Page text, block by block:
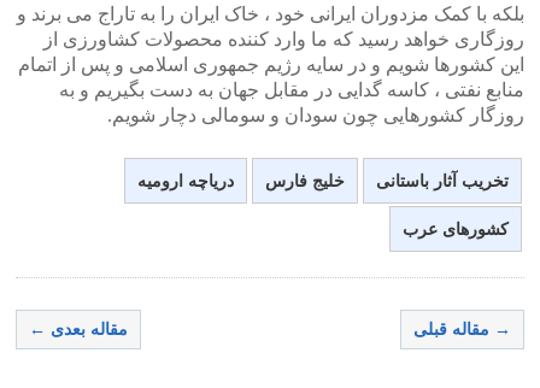
بلکه با کمک مزدوران ایرانی خود ، خاک ایران را به تاراج می برند و
روزگاری خواهد رسید که ما وارد کننده محصولات کشاورزی از
این کشورها شویم و در سایه رژیم جمهوری اسلامی و پس از اتمام
منابع نفتی ، کاسه گدایی در مقابل جهان به دست بگیریم و به
روزگار کشورهایی چون سودان و سومالی دچار شویم.
تخریب آثار باستانی خلیج فارس دریاچه ارومیه
کشورهای عرب
→ مقاله قبلی مقاله بعدی ←